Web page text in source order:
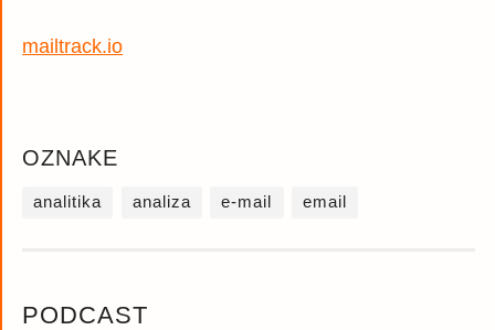
mailtrack.io
OZNAKE
analitika analiza e-mail email
PODCAST